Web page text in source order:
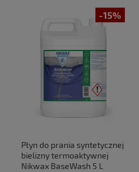
-15%
Płyn do prania syntetycznej
bielizny termoaktywnej
Nikwax BaseWash 5 L